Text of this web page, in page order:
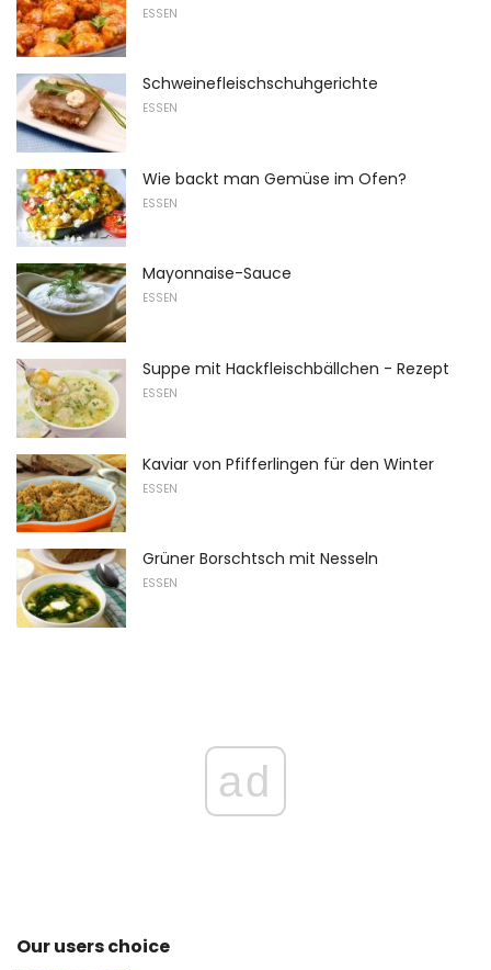
ESSEN
Schweinefleischschuhgerichte
ESSEN
Wie backt man Gemüse im Ofen?
ESSEN
Mayonnaise-Sauce
ESSEN
Suppe mit Hackfleischbällchen - Rezept
ESSEN
Kaviar von Pfifferlingen für den Winter
ESSEN
Grüner Borschtsch mit Nesseln
ESSEN
ad
Our users choice